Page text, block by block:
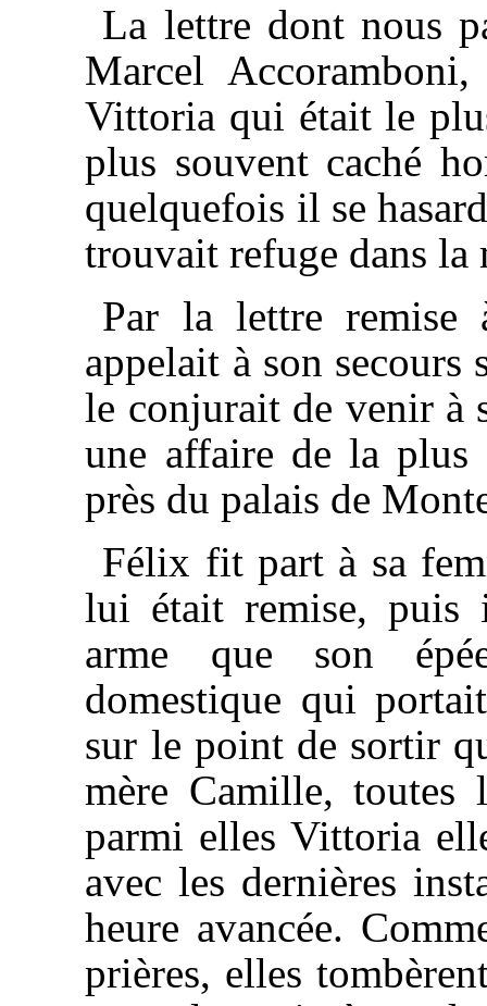
La lettre dont nous
Marcel
Vittoria qui était le
plus souvent caché
quelquefois il se
trouvait refuge dans la
Par la lettre remise
appelait à son
le conjurait de venir à
une affaire de la plus
près du palais de
Félix fit part à sa
lui était remise, puis
arme que son
domestique qui
sur le point de sortir
mère Camille, toutes
parmi elles Vittoria
avec les dernières
heure avancée.
prières, elles